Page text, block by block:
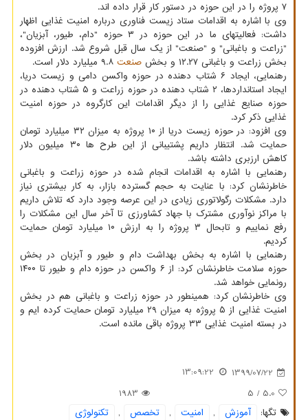
۷ پروژه را در این حوزه در دستور کار قرار داده اند.
وی با اشاره به اقدامات ستاد زیست فناوری درباره امنیت غذایی اظهار
داشت: فعالیتهای ما در این حوزه در ۳ حوزه "دام، طیور، آبزیان"،
"زراعت و باغبانی" و "صنعت" از یک سال قبل شروع شد. ارزش افزوده
بخش زراعت و باغبانی ۱۲.۲۷ و بخش
صنعت
رهنمایی، ایجاد ۶ شتاب دهنده در حوزه واکسن دامی و زیست دریا،
ایجاد استانداردها، ۲ شتاب دهنده در حوزه زراعت و ۵ شتاب دهنده در
حوزه صنایع غذایی را از دیگر اقدامات این کارگروه در حوزه امنیت
غذایی ذکر کرد.
وی افزود: در حوزه زیست دریا از ۱۰ پروژه به میزان ۳۲ میلیارد تومان
حمایت شد. انتظار داریم پشتیبانی از این طرح ها ۳۰ میلیون دلار
کاهش ارزبری داشته باشد.
رهنمایی با اشاره به اقدامات انجام شده در حوزه زراعت و باغبانی
خاطرنشان کرد: با عنایت به حجم گسترده بازار، به کار بیشتری نیاز
دارد. مشکلات رگولاتوری زیادی در این عرصه وجود دارد که تلاش داریم
با مراکز نوآوری مشترک با جهاد کشاورزی تا آخر سال این مشکلات را
رفع نماییم و تابحال ۳ پروژه را به ارزش ۱۰ میلیارد تومان حمایت
کردیم.
رهنمایی با اشاره به بخش بهداشت دام و طیور و آبزیان در بخش
حوزه سلامت خاطرنشان کرد: از ۶ واکسن در حوزه دام و طیور تا ۱۴۰۰
رونمایی خواهد شد.
وی خاطرنشان کرد: همینطور در حوزه زراعت و باغبانی هم در بخش
امنیت غذایی از ۵ پروژه به میزان ۲۹ میلیارد تومان حمایت کرده ایم و
در بسته امنیت غذایی ۳۳ پروژه باقی مانده است.
1399/07/22
13:09:22
5.0
/ 5
1983
تگها:
آموزش , امنیت , تخصص ,
تكنولوژی